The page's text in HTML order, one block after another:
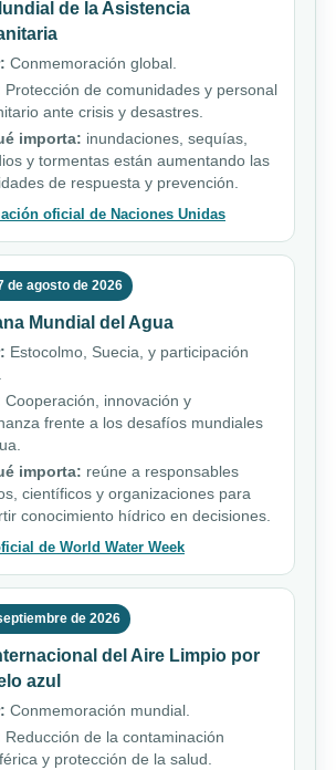
de la Asistencia
Conmemoración global.
Protección de comunidades y personal
ante crisis y desastres.
importa: inundaciones, sequías,
y tormentas están aumentando las
de respuesta y prevención.
oficial de Naciones Unidas
de agosto de 2026
Mundial del Agua
Estocolmo, Suecia, y participación
Cooperación, innovación y
frente a los desafíos mundiales
importa: reúne a responsables
científicos y organizaciones para
conocimiento hídrico en decisiones.
de World Water Week
de 2026
del Aire Limpio por
azul
Conmemoración mundial.
Reducción de la contaminación
y protección de la salud.